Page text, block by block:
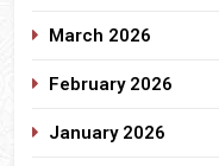
March 2026
February 2026
January 2026